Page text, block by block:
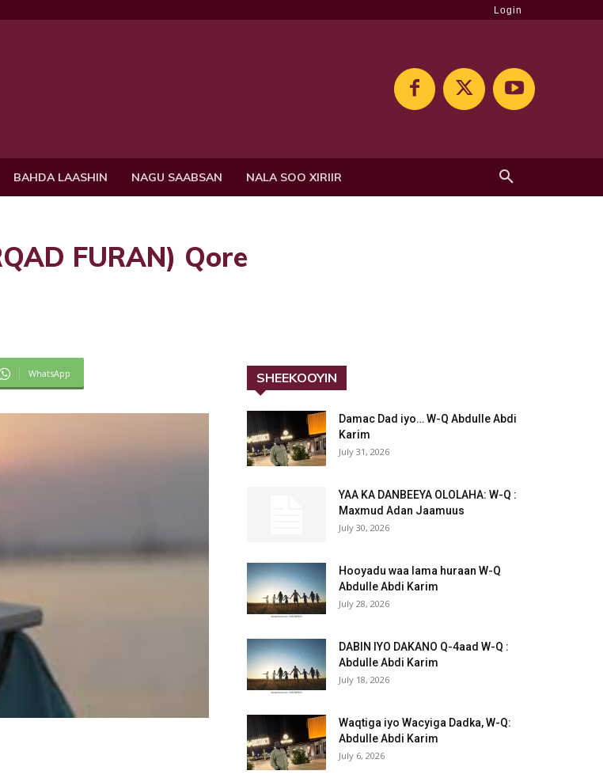
Login
BAHDA LAASHIN NAGU SAABSAN NALA SOO XIRIIR
FURAN) Qore
WhatsApp SHEEKOOYIN
Damac Dad iyo… W-Q Abdulle Abdi
Karim
July 31, 2026
YAA KA DANBEEYA OLOLAHA: W-Q :
Maxmud Adan Jaamuus
July 30, 2026
Hooyadu waa lama huraan W-Q
Abdulle Abdi Karim
July 28, 2026
DABIN IYO DAKANO Q-4aad W-Q :
Abdulle Abdi Karim
July 18, 2026
Waqtiga iyo Wacyiga Dadka, W-Q:
Abdulle Abdi Karim
July 6, 2026